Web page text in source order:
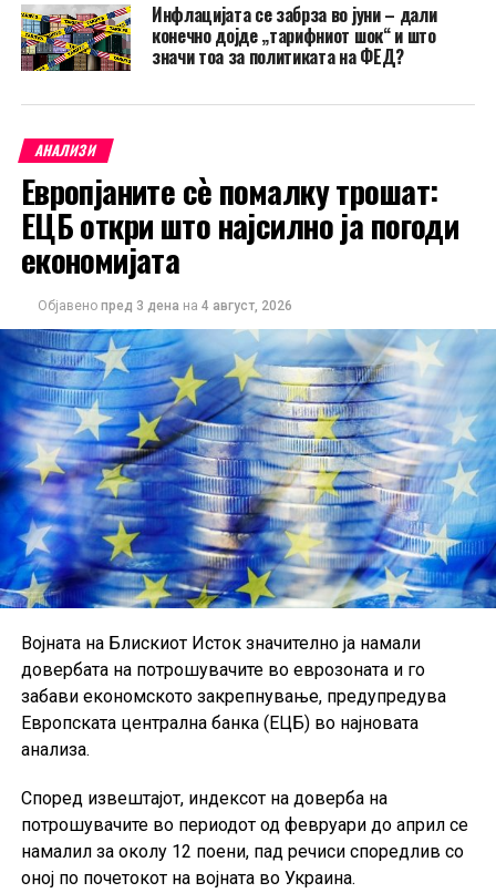
Инфлацијата се забрза во јуни – дали
конечно дојде „тарифниот шок“ и што
значи тоа за политиката на ФЕД?
АНАЛИЗИ
Европјаните сè помалку трошат:
ЕЦБ откри што најсилно ја погоди
економијата
Објавено пред 3 дена на 4 август, 2026
Војната на Блискиот Исток значително ја намали
довербата на потрошувачите во еврозоната и го
забави економското закрепнување, предупредува
Европската централна банка (ЕЦБ) во најновата
анализа.
Според извештајот, индексот на доверба на
потрошувачите во периодот од февруари до април се
намалил за околу 12 поени, пад речиси споредлив со
оној по почетокот на војната во Украина.